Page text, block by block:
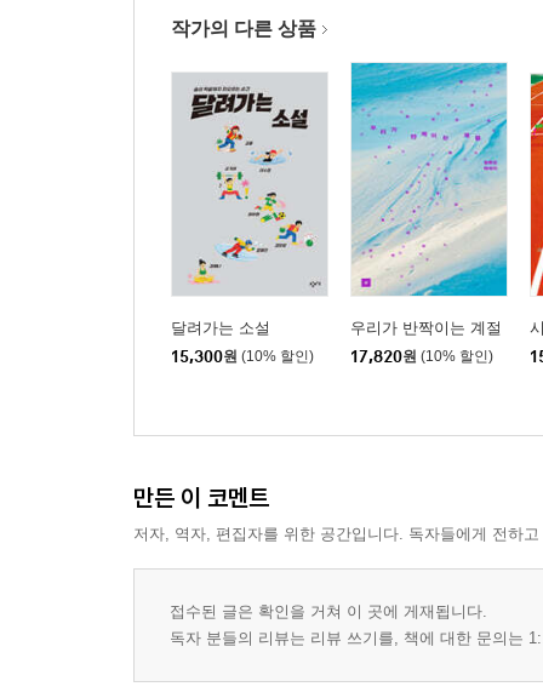
작가의 다른 상품
달려가는 소설
15,300원 (10% 할인)
우리가 반짝이는 계절
17,820원 (10% 할인)
만든 이 코멘트
저자, 역자, 편집자를 위한 공간입니다. 독자들에게 전하
접수된 글은 확인을 거쳐 이 곳에 게재됩니다.
독자 분들의 리뷰는 리뷰 쓰기를, 책에 대한 문의는